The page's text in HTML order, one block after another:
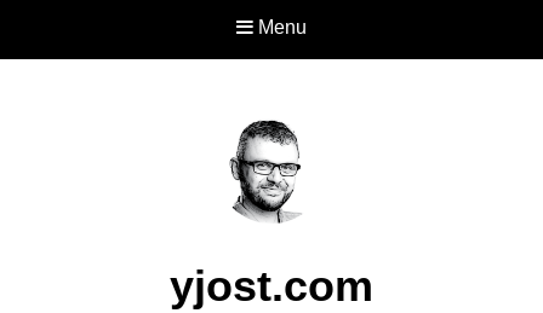
Menu
yjost.com